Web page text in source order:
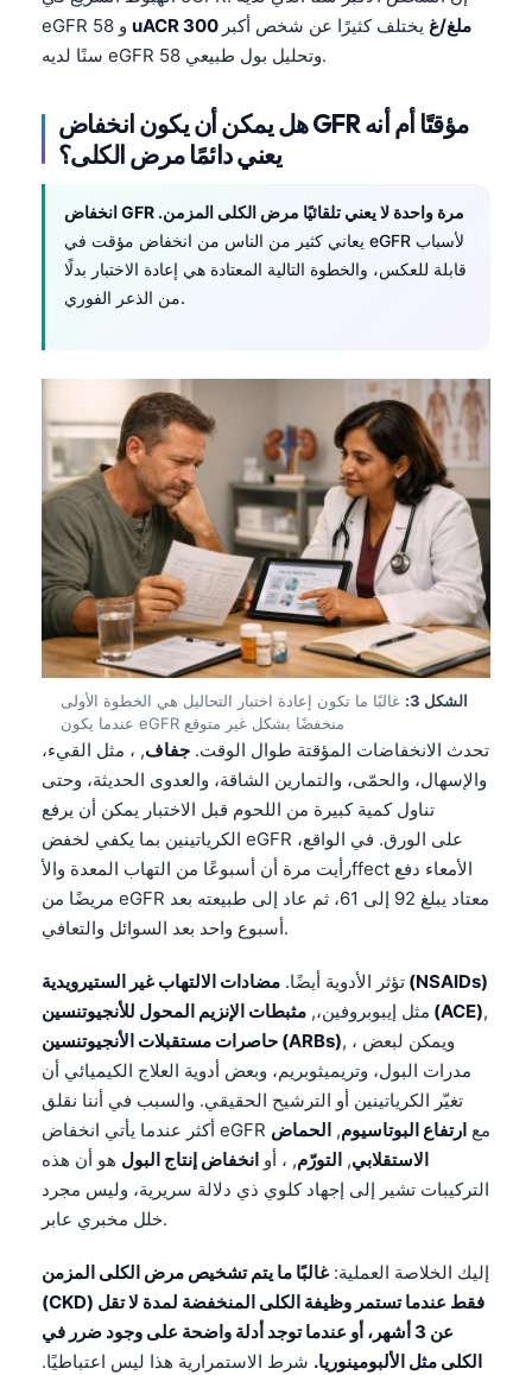
uACR 300 ملغ/غ يختلف كثيرًا عن شخص أكبر
سنًا لديه eGFR 58 وتحليل بول طبيعي.
هل يمكن أن يكون انخفاض GFR مؤقتًا أم أنه
يعني دائمًا مرض الكلى؟
انخفاض GFR مرة واحدة لا يعني تلقائيًا مرض الكلى المزمن.
يعاني كثير من الناس من انخفاض مؤقت في eGFR لأسباب
قابلة للعكس، والخطوة التالية المعتادة هي إعادة الاختبار بدلًا
من الذعر الفوري.
الشكل 3:
غالبًا ما تكون إعادة اختبار التحاليل هي الخطوة الأولى
عندما يكون eGFR منخفضًا بشكل غير متوقع
تحدث الانخفاضات المؤقتة طوال الوقت. جفاف, ، مثل القيء،
والإسهال، والحمّى، والتمارين الشاقة، والعدوى الحديثة، وحتى
تناول كمية كبيرة من اللحوم قبل الاختبار يمكن أن يرفع
الكرياتينين بما يكفي لخفض eGFR على الورق. في الواقع،
رأيت مرة أن أسبوعًا من التهاب المعدة والأffect الأمعاء دفع
مريضًا من eGFR معتاد يبلغ 92 إلى 61، ثم عاد إلى طبيعته بعد
أسبوع واحد بعد السوائل والتعافي.
تؤثر الأدوية أيضًا. مضادات الالتهاب غير الستيرويدية (NSAIDs)
مثل إيبوبروفين،, مثبطات الإنزيم المحول للأنجيوتنسين (ACE),
حاصرات مستقبلات الأنجيوتنسين (ARBs), ، ويمكن لبعض
مدرات البول، وتريميثوبريم، وبعض أدوية العلاج الكيميائي أن
تغيّر الكرياتينين أو الترشيح الحقيقي. والسبب في أننا نقلق
أكثر عندما يأتي انخفاض eGFR مع ارتفاع البوتاسيوم, الحماض
الاستقلابي, التورّم, ، أو انخفاض إنتاج البول هو أن هذه
التركيبات تشير إلى إجهاد كلوي ذي دلالة سريرية، وليس مجرد
خلل مخبري عابر.
إليك الخلاصة العملية: غالبًا ما يتم تشخيص مرض الكلى المزمن
(CKD) فقط عندما تستمر وظيفة الكلى المنخفضة لمدة لا تقل
عن 3 أشهر، أو عندما توجد أدلة واضحة على وجود ضرر في
الكلى مثل الألبومينوريا. شرط الاستمرارية هذا ليس اعتباطيًا.